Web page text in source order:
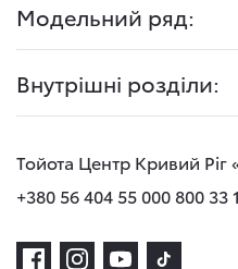
Модельний ряд:
Внутрішні розділи:
Тойота Центр Кривий Ріг
+380 56 404 55 000 800 33